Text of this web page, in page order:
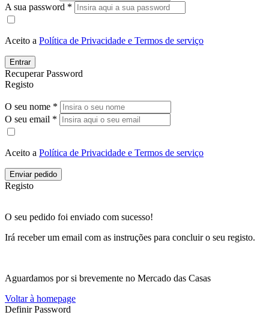
A sua password *
Aceito a Política de Privacidade e Termos de serviço
Entrar
Recuperar Password
Registo
O seu nome *
O seu email *
Aceito a Política de Privacidade e Termos de serviço
Enviar pedido
Registo
O seu pedido foi enviado com sucesso!
Irá receber um email com as instruções para concluir o seu registo.
Aguardamos por si brevemente no Mercado das Casas
Voltar à homepage
Definir Password